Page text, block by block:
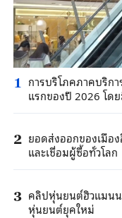
1 การบริโภคภาคบริก
แรกของปี 2026 โด
2 ยอดส่งออกของเมือ
และเชื่อมผู้ซื้อทั่วโลก
3 คลิปหุ่นยนต์ฮิวแมนน
หุ่นยนต์ยุคใหม่